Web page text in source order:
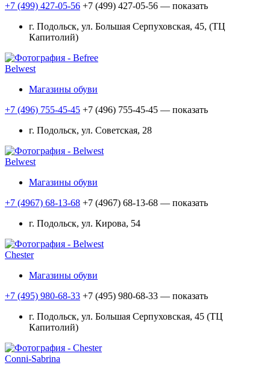
+7 (499) 427-05-56 +7 (499) 427-05-56 — показать
г. Подольск, ул. Большая Серпуховская, 45, (ТЦ
Капитолий)
Belwest
Магазины обуви
+7 (496) 755-45-45 +7 (496) 755-45-45 — показать
г. Подольск, ул. Советская, 28
Belwest
Магазины обуви
+7 (4967) 68-13-68 +7 (4967) 68-13-68 — показать
г. Подольск, ул. Кирова, 54
Chester
Магазины обуви
+7 (495) 980-68-33 +7 (495) 980-68-33 — показать
г. Подольск, ул. Большая Серпуховская, 45 (ТЦ
Капитолий)
Conni-Sabrina